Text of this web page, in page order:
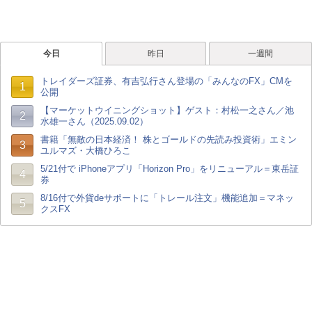
今日 昨日 一週間
1
トレイダーズ証券、有吉弘行さん登場の「みんなのFX」CMを
公開
2
【マーケットウイニングショット】ゲスト：村松一之さん／池
水雄一さん（2025.09.02）
3
書籍「無敵の日本経済！ 株とゴールドの先読み投資術」エミン
ユルマズ・大橋ひろこ
4
5/21付で iPhoneアプリ「Horizon Pro」をリニューアル＝東岳証
券
5
8/16付で外貨deサポートに「トレール注文」機能追加＝マネッ
クスFX